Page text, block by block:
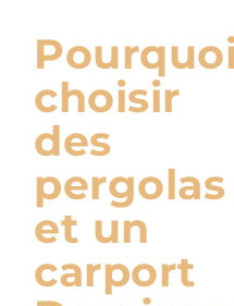
choisir
des
pergolas
et un
carport